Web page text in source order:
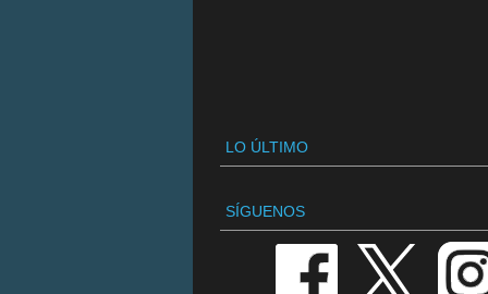
LO ÚLTIMO
SÍGUENOS